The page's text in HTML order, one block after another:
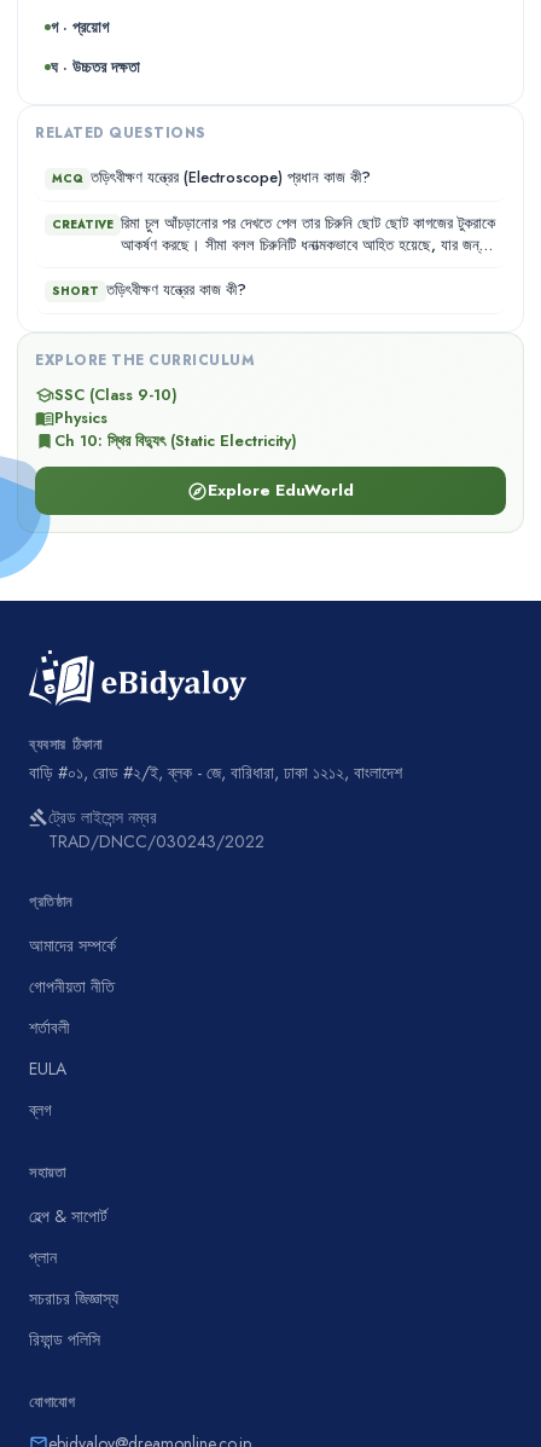
গ · প্রয়োগ
ঘ · উচ্চতর দক্ষতা
RELATED QUESTIONS
MCQ তড়িৎবীক্ষণ যন্ত্রের (Electroscope) প্রধান কাজ কী?
CREATIVE রিমা চুল আঁচড়ানোর পর দেখতে পেল তার চিরুনি ছোট ছোট কাগজের টুকরাকে
আকর্ষণ করছে । সীমা বলল চিরুনিটি ধনাত্মকভাবে আহিত হয়েছে, যার জন্য
বিষয়টির সুরাহার জন্য দুজন
সাহায্যে পরীক্ষা করে চিরুনির আধানের প্রকৃতি নির্ণয় করতে বললেন।
SHORT তড়িৎবীক্ষণ যন্ত্রের কাজ কী?
EXPLORE THE CURRICULUM
schoolSSC (Class 9-10)
menu_bookPhysics
bookmark Ch 10: স্থির বিদ্যুৎ (Static Electricity)
exploreExplore EduWorld
ব্যবসার ঠিকানা
বাড়ি #০১, রোড #২/ই, ব্লক - জে, বারিধারা, ঢাকা ১২১২, বাংলাদেশ
gavelট্রেড লাইসেন্স নম্বর
TRAD/DNCC/030243/2022
প্রতিষ্ঠান
আমাদের সম্পর্কে
গোপনীয়তা নীতি
শর্তাবলী
EULA
ব্লগ
সহায়তা
হেল্প & সাপোর্ট
প্লান
সচরাচর জিজ্ঞাস্য
রিফান্ড পলিসি
যোগাযোগ